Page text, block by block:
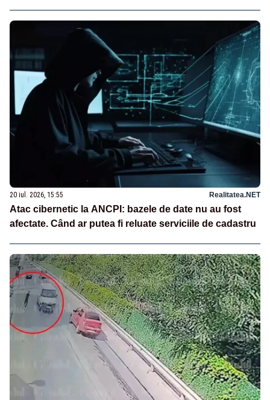
20 iul. 2026, 15:55 Realitatea.NET
Atac cibernetic la ANCPI: bazele de date nu au fost
afectate. Când ar putea fi reluate serviciile de cadastru